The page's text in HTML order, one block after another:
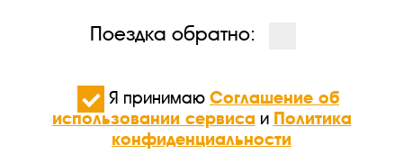
Поездка обратно:
Я принимаю Соглашение об
использовании сервиса и Политика
конфиденциальности